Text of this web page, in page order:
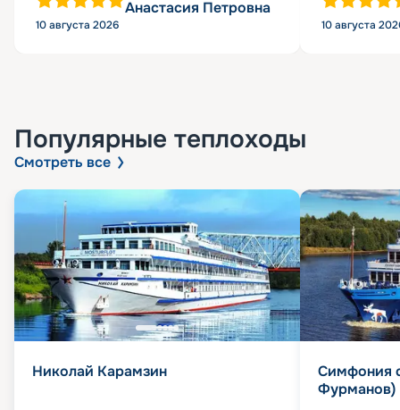
Анастасия Петровна
10 августа 2026 10 августа
Популярные теплоходы
Смотреть все
Николай Карамзин
Симфония
Фурманов)